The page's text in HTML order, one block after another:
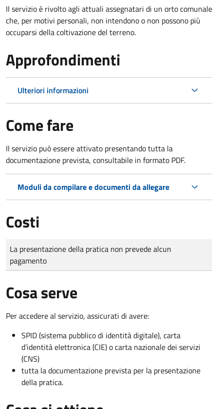
Il servizio è rivolto agli attuali assegnatari di un orto comunale
che, per motivi personali, non intendono o non possono più
occuparsi della coltivazione del terreno.
Approfondimenti
Ulteriori informazioni
Come fare
Il servizio può essere attivato presentando tutta la
documentazione prevista, consultabile in formato PDF.
Moduli da compilare e documenti da allegare
Costi
Tipo di pagamento
Importo
La presentazione della pratica non prevede alcun
pagamento
Cosa serve
Per accedere al servizio, assicurati di avere:
SPID (sistema pubblico di identità digitale), carta
d’identità elettronica (CIE) o carta nazionale dei servizi
(CNS)
tutta la documentazione prevista per la presentazione
della pratica.